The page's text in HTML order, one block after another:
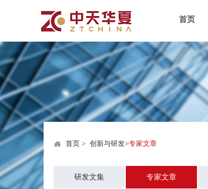
首页
首页 > 创新与研发>专家文章
研发文集 专家文章